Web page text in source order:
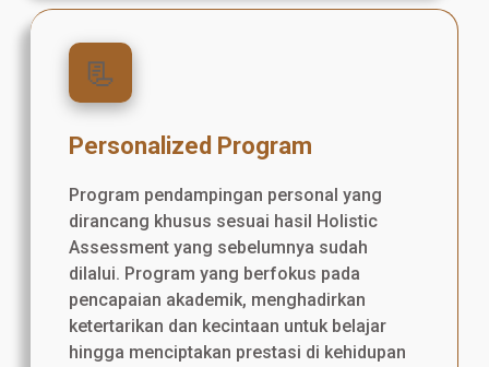
📃
Personalized Program
Program pendampingan personal yang
dirancang khusus sesuai hasil Holistic
Assessment yang sebelumnya sudah
dilalui. Program yang berfokus pada
pencapaian akademik, menghadirkan
ketertarikan dan kecintaan untuk belajar
hingga menciptakan prestasi di kehidupan